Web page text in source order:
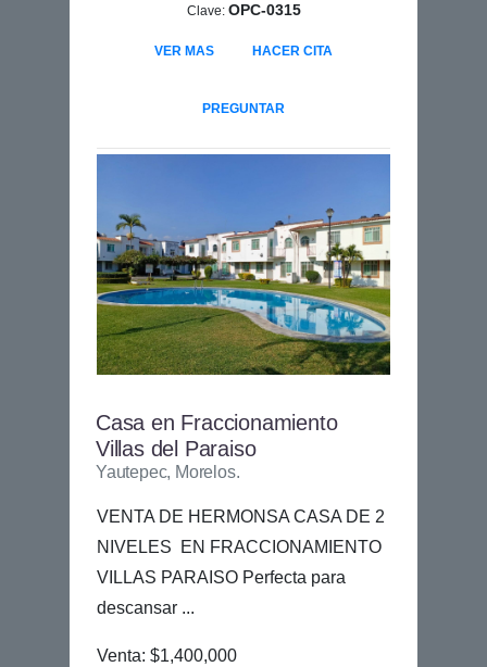
Clave: OPC-0315
VER MAS HACER CITA
PREGUNTAR
Casa en Fraccionamiento
Villas del Paraiso
Yautepec, Morelos.
VENTA DE HERMONSA CASA DE 2
NIVELES EN FRACCIONAMIENTO
VILLAS PARAISO Perfecta para
descansar ...
Venta: $1,400,000